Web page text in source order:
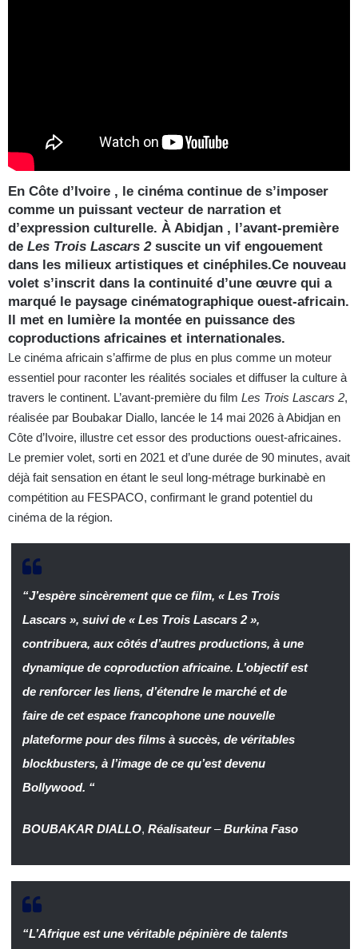
En Côte d’Ivoire , le cinéma continue de s’imposer
comme un puissant vecteur de narration et
d’expression culturelle. À Abidjan , l’avant-première
de Les Trois Lascars 2suscite un vif engouement
dans les milieux artistiques et cinéphiles.Ce nouveau
volet s’inscrit dans la continuité d’une œuvre qui a
marqué le paysage cinématographique ouest-africain.
Il met en lumière la montée en puissance des
coproductions africaines et internationales.
Le cinéma africain s’affirme de plus en plus comme un moteur
essentiel pour raconter les réalités sociales et diffuser la culture à
travers le continent. L’avant-première du film Les Trois Lascars 2,
réalisée par Boubakar Diallo, lancée le 14 mai 2026 à Abidjan en
Côte d’Ivoire, illustre cet essor des productions ouest-africaines.
Le premier volet, sorti en 2021 et d’une durée de 90 minutes, avait
déjà fait sensation en étant le seul long-métrage burkinabè en
compétition au FESPACO, confirmant le grand potentiel du
cinéma de la région.
“J’espère sincèrement que ce film, « Les Trois
Lascars », suivi de « Les Trois Lascars 2 »,
contribuera, aux côtés d’autres productions, à une
dynamique de coproduction africaine. L’objectif est
de renforcer les liens, d’étendre le marché et de
faire de cet espace francophone une nouvelle
plateforme pour des films à succès, de véritables
blockbusters, à l’image de ce qu’est devenu
Bollywood. “
BOUBAKAR DIALLO, Réalisateur–Burkina Faso
“L’Afrique est une véritable pépinière de talents